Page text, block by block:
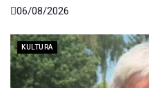
06/08/2026
KULTURA